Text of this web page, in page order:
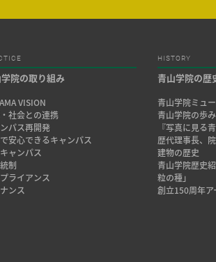
院の取り組み
VISION
社会との連携
パス再開発
安心できるキャンパス
ャンパス
制
ライアンス
ンス
HISTORY
青山学院の歴
青山学院ミュ
青山学院の歩み
『写真に見る
歴代理事長、
建物の歴史
青山学院歴史
粒の種」
創立150周年